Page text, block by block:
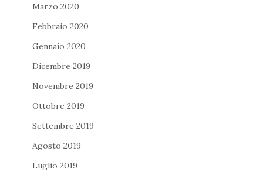
Marzo 2020
Febbraio 2020
Gennaio 2020
Dicembre 2019
Novembre 2019
Ottobre 2019
Settembre 2019
Agosto 2019
Luglio 2019